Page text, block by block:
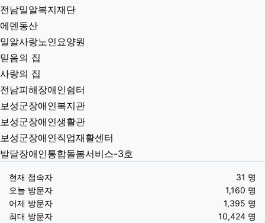
전남밀알복지재단
에덴동산
밀알사랑노인요양원
믿음의 집
사랑의 집
전남피해장애인쉼터
보성군장애인복지관
보성군장애인생활관
보성군장애인직업재활센터
발달장애인통합돌봄서비스-3호
현재 접속자
31 명
오늘 방문자
1,160 명
어제 방문자
1,395 명
최대 방문자
10,424 명